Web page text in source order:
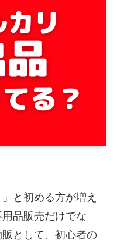
と初める方が増え
品販売だけでな
として、初心者の